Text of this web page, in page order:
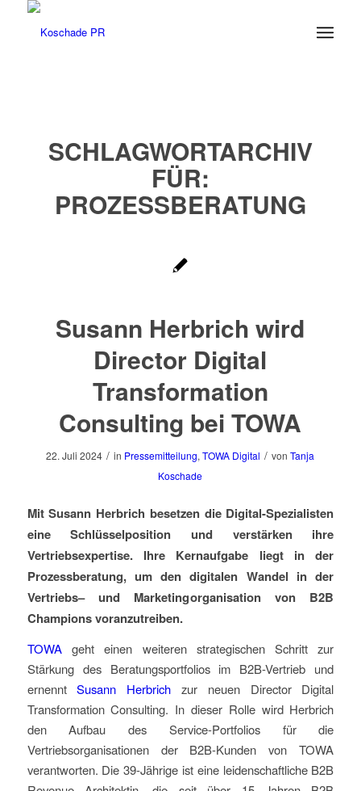
SCHLAGWORTARCHIV
FÜR:
PROZESSBERATUNG
Susann Herbrich wird
Director Digital
Transformation
Consulting bei TOWA
22. Juli 2024 / in Pressemitteilung,TOWA Digital / vonTanja
Koschade
Mit Susann Herbrich besetzen die Digital-Spezialisten
eine Schlüsselposition und verstärken ihre
Vertriebsexpertise.Ihre Kernaufgabe liegt in der
Prozessberatung, um den digitalen Wandel inder
Vertriebs– und Marketingorganisation
von B2B
Championsvoranzutreiben.
TOWA gehteinen weiteren strategischen Schritt zur
Stärkung des Beratungsportfolios im B2B-Vertrieb und
ernenntSusann Herbrich zur neuen Director Digital
Transformation Consulting. In dieser Rolle wird Herbrich
den Aufbau des Service-Portfolios für die
Vertriebsorganisationen der B2B-Kunden von TOWA
verantworten. Die 39-Jährige ist eine leidenschaftliche B2B